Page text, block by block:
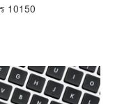
10150